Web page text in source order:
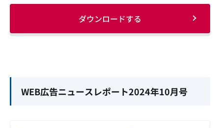
ダウンロードする
WEB広告ニュースレポート2024年10月号